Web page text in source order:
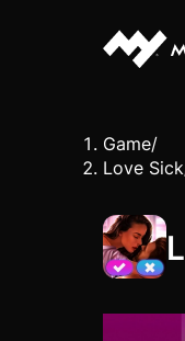
Game/
Love Sick